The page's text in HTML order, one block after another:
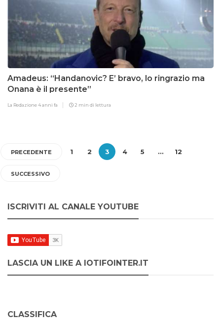
Amadeus: “Handanovic? E’ bravo, lo ringrazio ma
Onana è il presente”
La Redazione4 anni fa 2 min di lettura
PRECEDENTE 1 2 3 4 5 … 12
SUCCESSIVO
ISCRIVITI AL CANALE YOUTUBE
LASCIA UN LIKE A IOTIFOINTER.IT
CLASSIFICA